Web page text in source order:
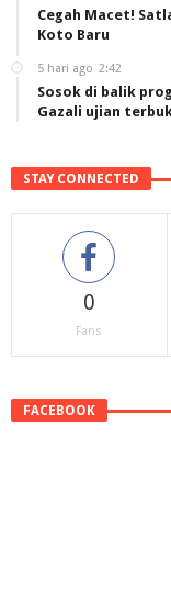
Cegah Macet!
Koto Baru
5 hari ago 2:42
Sosok di balik
Gazali ujian
STAY CONNECTED
0
Fans
FACEBOOK